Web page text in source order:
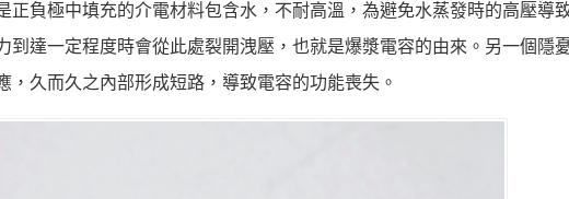
正負極中填充的介電材料包含水，不耐高溫，為避免水蒸發時的高壓導
到達一定程度時會從此處裂開洩壓，也就是爆漿電容的由來。另一個隱
久而久之內部形成短路，導致電容的功能喪失。